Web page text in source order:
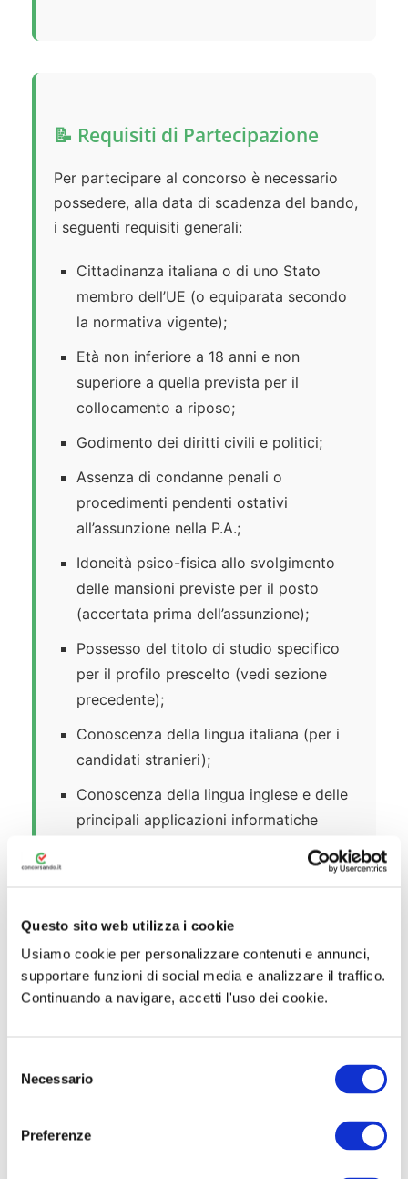
Questo sito web utilizza i cookie
Usiamo cookie per personalizzare contenuti e annunci,
supportare funzioni di social media e analizzare il traffico.
Continuando a navigare, accetti l'uso dei cookie.
Necessario
Preferenze
📝 Requisiti di Partecipazione
Per partecipare al concorso è necessario
possedere, alla data di scadenza del bando,
i seguenti requisiti generali:
Cittadinanza italiana o di uno Stato
membro dell’UE (o equiparata secondo
la normativa vigente);
Età non inferiore a 18 anni e non
superiore a quella prevista per il
collocamento a riposo;
Godimento dei diritti civili e politici;
Assenza di condanne penali o
procedimenti pendenti ostativi
all’assunzione nella P.A.;
Idoneità psico-fisica allo svolgimento
delle mansioni previste per il posto
(accertata prima dell’assunzione);
Possesso del titolo di studio specifico
per il profilo prescelto (vedi sezione
precedente);
Conoscenza della lingua italiana (per i
candidati stranieri);
Conoscenza della lingua inglese e delle
principali applicazioni informatiche
(Office, internet, posta elettronica);
Iscrizione all’Albo dei Farmacisti (solo
per i profili farmacista).
CIE, CNS o eIDAS)